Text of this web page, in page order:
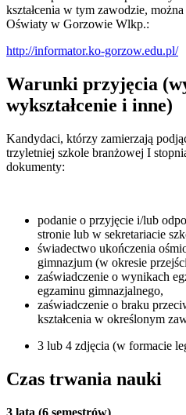
kształcenia w tym zawodzie,
Oświaty w Gorzowie Wlkp.:
http://informator.ko-gorzow.edu.pl/
Warunki przyjęcia
wykształcenie i inne)
Kandydaci, którzy zamierzają
trzyletniej szkole branżowej I
dokumenty:
podanie o przyjęcie i/lub
stronie lub w sekretariacie
świadectwo ukończenia
gimnazjum (w okresie
zaświadczenie o wynikach
egzaminu gimnazjalnego,
zaświadczenie o braku
kształcenia w określonym
3 lub 4 zdjęcia (w formacie
Czas trwania nauki
3 lata (6 semestrów)